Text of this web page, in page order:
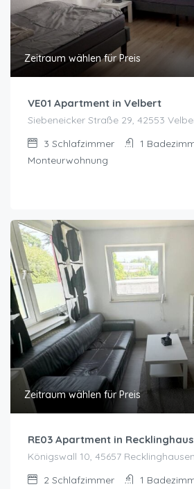
Zeitraum wählen für Preis
VE01 Apartment in Velbert
Siebeneicker Straße 29, 42553
3 Schlafzimmer 1
Monteurwohnung
Zeitraum wählen für Preis
RE03 Apartment in
Königswall 10, 45657
2 Schlafzimmer 1